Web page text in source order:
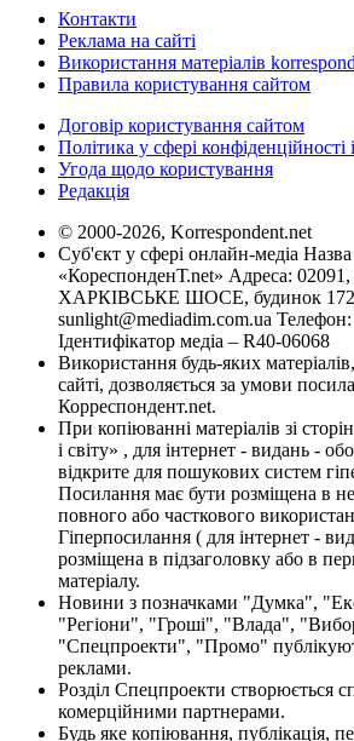
Контакти
Реклама на сайті
Використання матеріалів
Правила користування сайтом
Договір користування сайтом
Політика у сфері
Угода щодо користування
Редакція
© 2000-2026, Korrespondent.net
Суб'єкт у сфері онлайн-медіа
«КореспонденТ.net» Адреса: 02091,
ХАРКІВСЬКЕ ШОСЕ, будинок 172-
sunlight@mediadim.com.ua
Ідентифікатор медіа – R40-06068
Використання будь-яких
сайті, дозволяється за умови
Корреспондент.net.
При копіюванні матеріалів зі
і світу» , для інтернет - видань -
відкрите для пошукових систем
Посилання має бути розміщена в
повного або часткового
Гіперпосилання ( для інтернет -
розміщена в підзаголовку або в
матеріалу.
Новини з позначками "Думка",
"Регіони", "Гроші", "Влада",
"Спецпроекти", "Промо"
реклами.
Розділ Спецпроекти створюється
комерційними партнерами.
Будь яке копіювання, публікація,